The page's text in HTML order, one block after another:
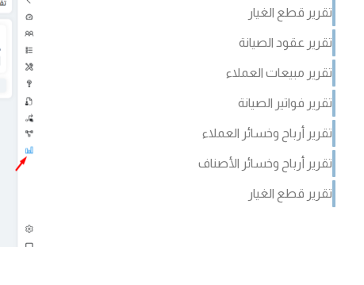
تقرير قطع الغيار
تقرير عقود الصيانة
تقرير مبيعات العملاء
تقرير فواتير الصيانة
تقرير أرباح وخسائر العملاء
تقرير أرباح وخسائر الأصناف
تقرير قطع الغيار